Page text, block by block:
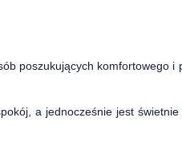
poszukujących komfortowego i
a jednocześnie jest